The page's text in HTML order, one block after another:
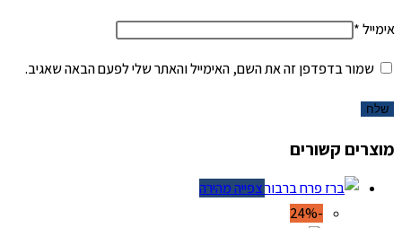
אימייל*
שמור בדפדפן זה את השם, האימייל והאתר שלי לפעם הבאה שאגיב.
מוצרים קשורים
צפייה מהירה